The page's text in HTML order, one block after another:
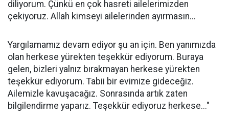
diliyorum. Çünkü en çok hasreti ailelerimizden
çekiyoruz. Allah kimseyi ailelerinden ayırmasın...
Yargılamamız devam ediyor şu an için. Ben yanımızda
olan herkese yürekten teşekkür ediyorum. Buraya
gelen, bizleri yalnız bırakmayan herkese yürekten
teşekkür ediyorum. Tabii bir evimize gideceğiz.
Ailemizle kavuşacağız. Sonrasında artık zaten
bilgilendirme yaparız. Teşekkür ediyoruz herkese..."